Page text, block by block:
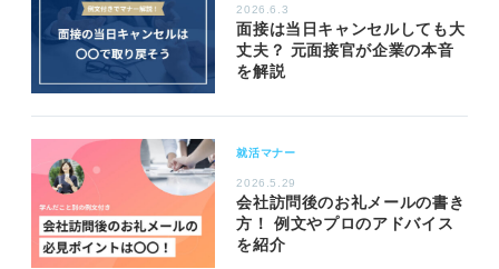
2026.6.3
面接は当日キャンセルしても大
丈夫？ 元面接官が企業の本音
を解説
就活マナー
2026.5.29
会社訪問後のお礼メールの書き
方！ 例文やプロのアドバイス
を紹介